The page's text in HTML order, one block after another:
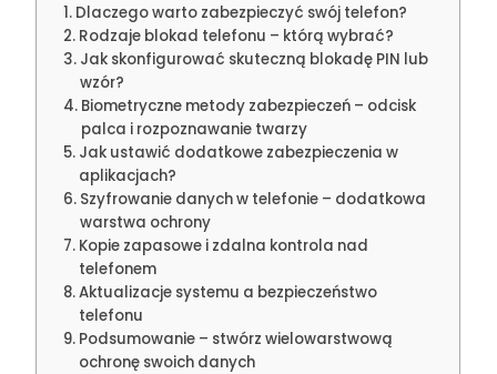
Dlaczego warto zabezpieczyć swój telefon?
Rodzaje blokad telefonu – którą wybrać?
Jak skonfigurować skuteczną blokadę PIN lub
wzór?
Biometryczne metody zabezpieczeń – odcisk
palca i rozpoznawanie twarzy
Jak ustawić dodatkowe zabezpieczenia w
aplikacjach?
Szyfrowanie danych w telefonie – dodatkowa
warstwa ochrony
Kopie zapasowe i zdalna kontrola nad
telefonem
Aktualizacje systemu a bezpieczeństwo
telefonu
Podsumowanie – stwórz wielowarstwową
ochronę swoich danych